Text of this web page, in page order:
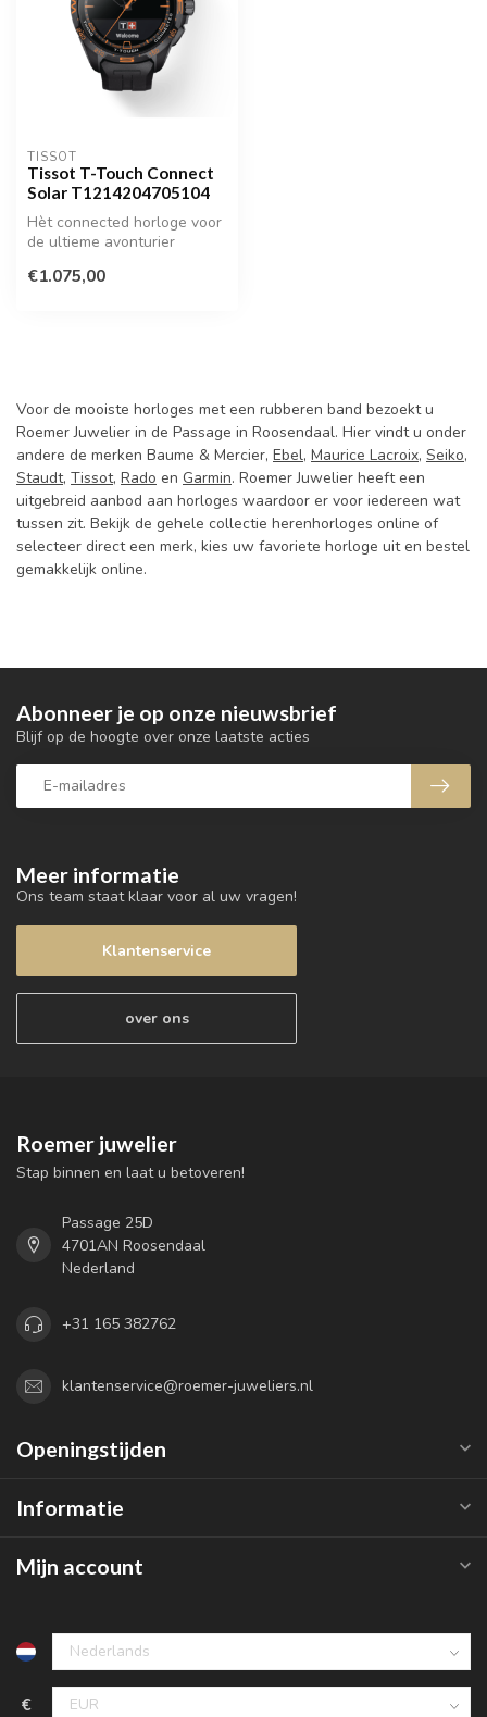
TISSOT
Tissot T-Touch Connect
Solar T1214204705104
Hèt connected horloge voor
de ultieme avonturier
€1.075,00
Voor de mooiste horloges met een rubberen band bezoekt u
Roemer Juwelier in de Passage in Roosendaal. Hier vindt u onder
andere de merken Baume & Mercier, Ebel, Maurice Lacroix, Seiko,
Staudt, Tissot, Rado en Garmin. Roemer Juwelier heeft een
uitgebreid aanbod aan horloges waardoor er voor iedereen wat
tussen zit. Bekijk de gehele collectie herenhorloges online of
selecteer direct een merk, kies uw favoriete horloge uit en bestel
gemakkelijk online.
Meer informatie
Ons team staat klaar voor al uw vragen!
Klantenservice
over ons
Abonneer je op onze nieuwsbrief
Blijf op de hoogte over onze laatste acties
Roemer juwelier
Stap binnen en laat u betoveren!
Passage 25D
4701AN Roosendaal
Nederland
+31 165 382762
klantenservice@roemer-juweliers.nl
Openingstijden
Informatie
Mijn account
€